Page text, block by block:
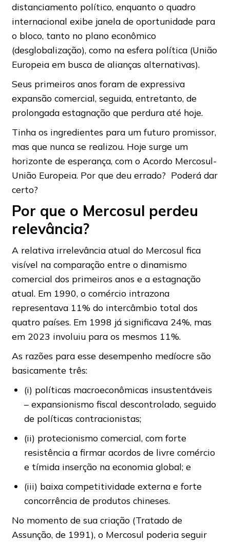
distanciamento político, enquanto o quadro
internacional exibe janela de oportunidade para
o bloco, tanto no plano econômico
(desglobalização), como na esfera política (União
Europeia em busca de alianças alternativas).
Seus primeiros anos foram de expressiva
expansão comercial, seguida, entretanto, de
prolongada estagnação que perdura até hoje.
Tinha os ingredientes para um futuro promissor,
mas que nunca se realizou. Hoje surge um
horizonte de esperança, com o Acordo Mercosul-
União Europeia. Por que deu errado? Poderá dar
certo?
Por que o Mercosul perdeu
relevância?
A relativa irrelevância atual do Mercosul fica
visível na comparação entre o dinamismo
comercial dos primeiros anos e a estagnação
atual. Em 1990, o comércio intrazona
representava 11% do intercâmbio total dos
quatro países. Em 1998 já significava 24%, mas
em 2023 involuiu para os mesmos 11%.
As razões para esse desempenho medíocre são
basicamente três:
(i) políticas macroeconômicas insustentáveis
– expansionismo fiscal descontrolado, seguido
de políticas contracionistas;
(ii) protecionismo comercial, com forte
resistência a firmar acordos de livre comércio
e tímida inserção na economia global; e
(iii) baixa competitividade externa e forte
concorrência de produtos chineses.
No momento de sua criação (Tratado de
Assunção, de 1991), o Mercosul poderia seguir